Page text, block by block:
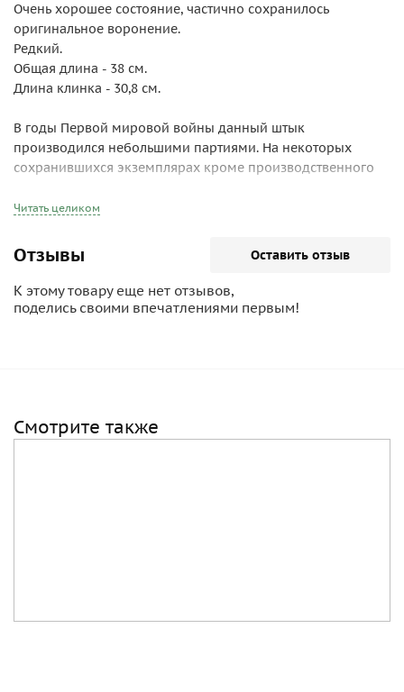
Очень хорошее состояние, частично сохранилось
оригинальное воронение.
Редкий.
Общая длина - 38 см.
Длина клинка - 30,8 см.
В годы Первой мировой войны данный штык
производился небольшими партиями. На некоторых
сохранившихся экземплярах кроме производственного
год. Как известно, именно в годы русско-японской войны
заграждения, возникновение которых не могло не
повлечь за собой и появление различных средств их
преодоления. В качестве одного из таковых, возможно, и
предлагался представленный штык или штык-ножницы.
Читать целиком
Отзывы Оставить отзыв
К этому товару еще нет отзывов,
поделись своими впечатлениями первым!
Смотрите также